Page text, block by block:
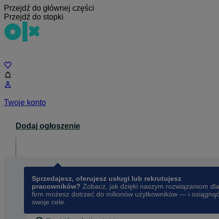
Przejdź do głównej części
Przejdź do stopki
Twoje konto
Dodaj ogłoszenie
Sprzedajesz, oferujesz usługi lub rekrutujesz
pracowników? Zobacz, jak dzięki naszym rozwiązaniom dla
firm możesz dotrzeć do milionów użytkowników — i osiągnąć
swoje cele.